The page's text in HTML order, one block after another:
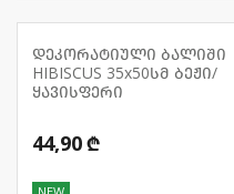
დეკორატიული ბალიში
HIBISCUS 35x50სმ ბეჟი/
ყავისფერი
44,90 ₾